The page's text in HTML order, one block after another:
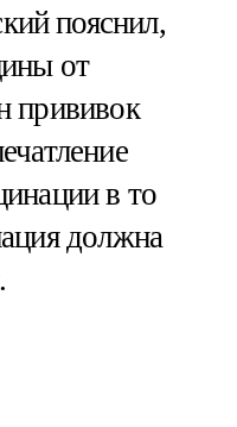
пояснил,
от
прививок
в то
должна